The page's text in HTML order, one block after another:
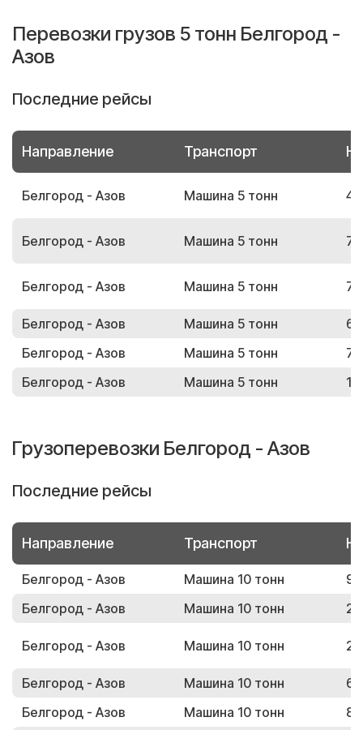
Перевозки грузов 5 тонн Белгород -
Азов
Последние рейсы
Направление Транспорт
Белгород - Азов Машина 5 тонн
Белгород - Азов Машина 5 тонн
Белгород - Азов Машина 5 тонн
Белгород - Азов Машина 5 тонн
Белгород - Азов
Машина 5 тонн
Белгород - Азов
Машина 5 тонн
Грузоперевозки Белгород - Азов
Последние рейсы
Направление Транспорт
Белгород - Азов Машина 10 тонн
Белгород - Азов
Машина 10 тонн
Белгород - Азов Машина 10 тонн
Белгород - Азов Машина 10 тонн
Белгород - Азов
Машина 10 тонн